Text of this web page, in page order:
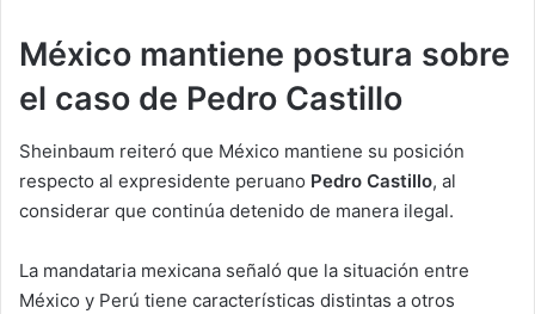
México mantiene postura sobre
el caso de Pedro Castillo
Sheinbaum reiteró que México mantiene su posición
respecto al expresidente peruano Pedro Castillo, al
considerar que continúa detenido de manera ilegal.
La mandataria mexicana señaló que la situación entre
México y Perú tiene características distintas a otros